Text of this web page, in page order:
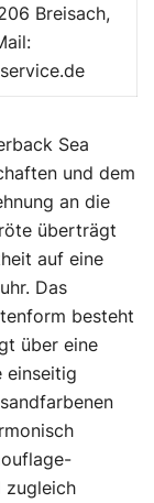
Breisach,
Sea
und dem
an die
überträgt
auf eine
Das
besteht
über eine
einseitig
zugleich